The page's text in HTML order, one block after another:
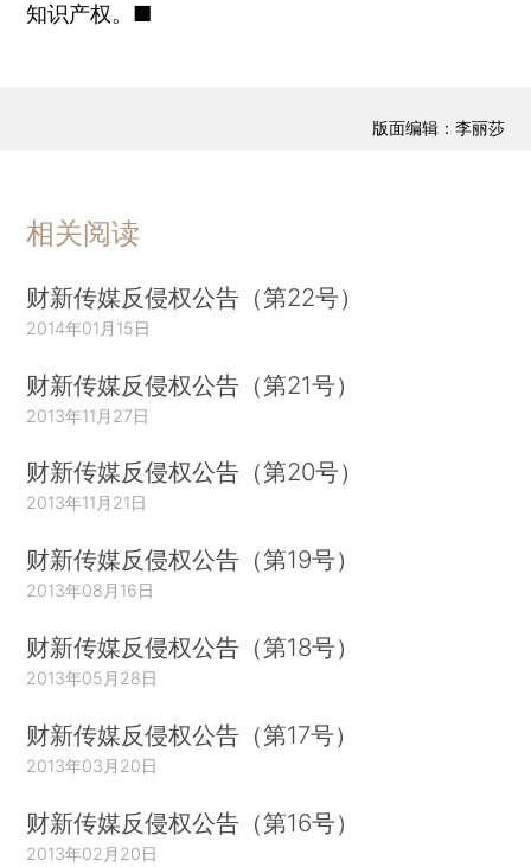
知识产权。■
版面编辑：李丽莎
相关阅读
财新传媒反侵权公告（第22号）
2014年01月15日
财新传媒反侵权公告（第21号）
2013年11月27日
财新传媒反侵权公告（第20号）
2013年11月21日
财新传媒反侵权公告（第19号）
2013年08月16日
财新传媒反侵权公告（第18号）
2013年05月28日
财新传媒反侵权公告（第17号）
2013年03月20日
财新传媒反侵权公告（第16号）
2013年02月20日